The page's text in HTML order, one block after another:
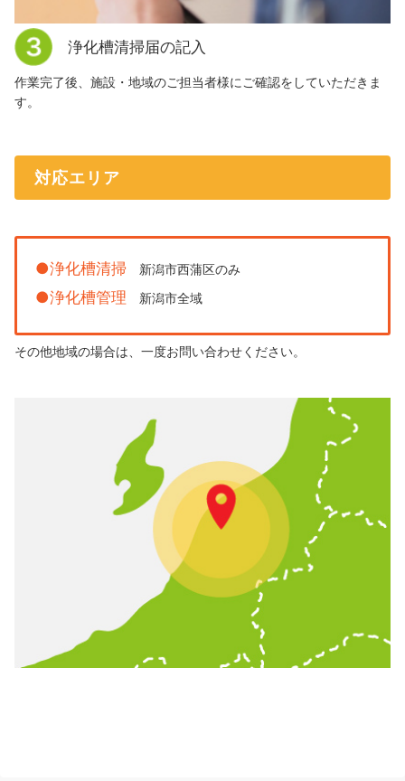
浄化槽清掃届の記入
作業完了後、施設・地域のご担当者様にご確認をしていただきま
す。
対応エリア
●浄化槽清掃 新潟市西蒲区のみ
●浄化槽管理 新潟市全域
その他地域の場合は、一度お問い合わせください。